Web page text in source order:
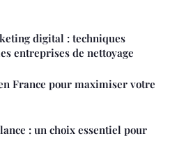
digital : techniques
entreprises de nettoyage
France pour maximiser votre
: un choix essentiel pour